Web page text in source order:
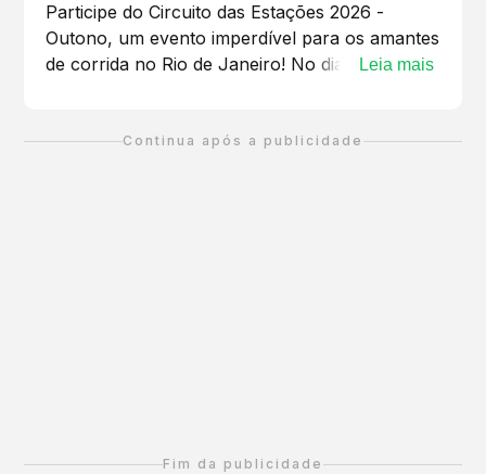
Participe do Circuito das Estações 2026 -
Outono, um evento imperdível para os amantes
de corrida no Rio de Janeiro! No dia 8 de
distâncias: 13K, 10K e 5K, com largadas
Leia mais
Continua após a publicidade
Fim da publicidade